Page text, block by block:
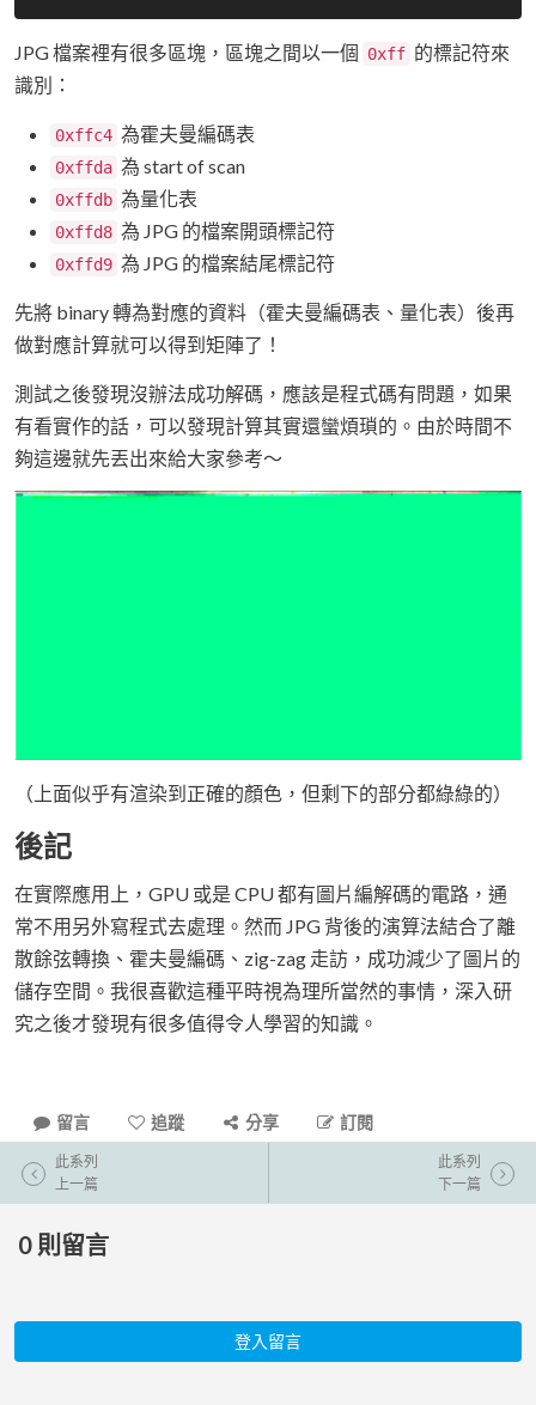
JPG 檔案裡有很多區塊，區塊之間以一個 0xff 的標記符來
識別：
0xffc4 為霍夫曼編碼表
0xffda 為 start of scan
0xffdb 為量化表
0xffd8 為 JPG 的檔案開頭標記符
0xffd9 為 JPG 的檔案結尾標記符
先將 binary 轉為對應的資料（霍夫曼編碼表、量化表）後再
做對應計算就可以得到矩陣了！
測試之後發現沒辦法成功解碼，應該是程式碼有問題，如果
有看實作的話，可以發現計算其實還蠻煩瑣的。由於時間不
夠這邊就先丟出來給大家參考～
（上面似乎有渲染到正確的顏色，但剩下的部分都綠綠的）
後記
在實際應用上，GPU 或是 CPU 都有圖片編解碼的電路，通
常不用另外寫程式去處理。然而 JPG 背後的演算法結合了離
散餘弦轉換、霍夫曼編碼、zig-zag 走訪，成功減少了圖片的
儲存空間。我很喜歡這種平時視為理所當然的事情，深入研
究之後才發現有很多值得令人學習的知識。
留言 追蹤 分享 訂閱
此系列
上一篇
此系列
下一篇
0 則留言
登入留言